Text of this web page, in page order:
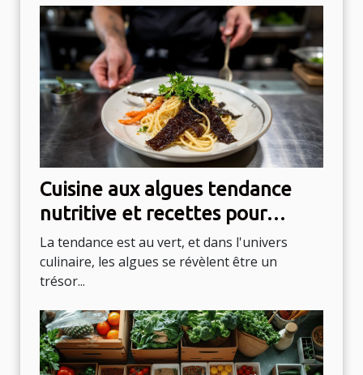
Cuisine aux algues tendance
nutritive et recettes pour
intégrer les algues à votre
alimentation
La tendance est au vert, et dans l'univers
culinaire, les algues se révèlent être un
trésor...